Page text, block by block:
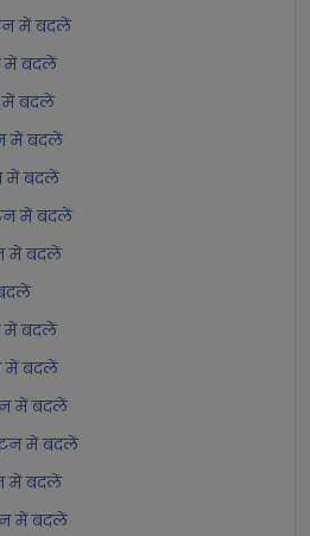
में बदलें
में बदलें
में बदलें
में बदलें
में बदलें
में बदलें
में बदलें
में बदलें
में बदलें
में बदलें
में बदलें
में बदलें
में बदलें